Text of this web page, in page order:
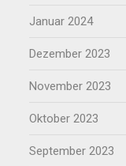
Januar 2024
Dezember 2023
November 2023
Oktober 2023
September 2023